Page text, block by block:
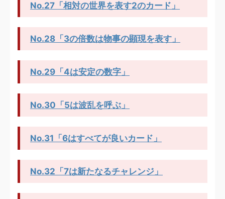
No.27「相対の世界を表す2のカード」
No.28「3の倍数は物事の顕現を表す」
No.29「4は安定の数字」
No.30「5は波乱を呼ぶ」
No.31「6はすべてが良いカード」
No.32「7は新たなるチャレンジ」